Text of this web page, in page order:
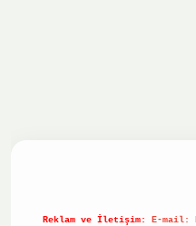
Reklam ve İletişim: E-mail: